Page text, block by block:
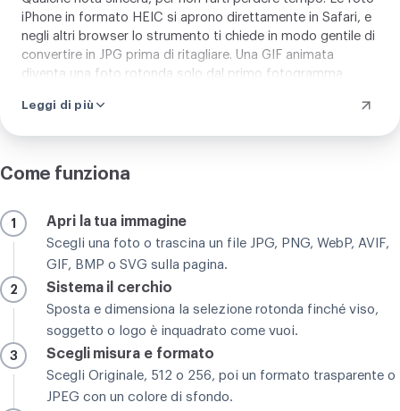
iPhone in formato HEIC si aprono direttamente in Safari, e
negli altri browser lo strumento ti chiede in modo gentile di
convertire in JPG prima di ritagliare. Una GIF animata
diventa una foto rotonda solo dal primo fotogramma,
mano, niente di automatico decide dove tagliare. Il cerchio
funziona con ogni foto di tutti i giorni, dal ritratto al logo
Leggi di più
Come funziona
1 Apri la tua immagine
Scegli una foto o trascina un file JPG, PNG, WebP, AVIF,
GIF, BMP o SVG sulla pagina.
2 Sistema il cerchio
Sposta e dimensiona la selezione rotonda finché viso,
soggetto o logo è inquadrato come vuoi.
3 Scegli misura e formato
Scegli Originale, 512 o 256, poi un formato trasparente o
JPEG con un colore di sfondo.